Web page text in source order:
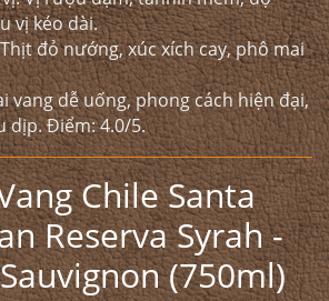
vị kéo dài.
đỏ nướng, xúc xích cay, phô mai
vang dễ uống, phong cách hiện đại,
dịp. Điểm: 4.0/5.
Chile Santa
Reserva Syrah -
(750ml)